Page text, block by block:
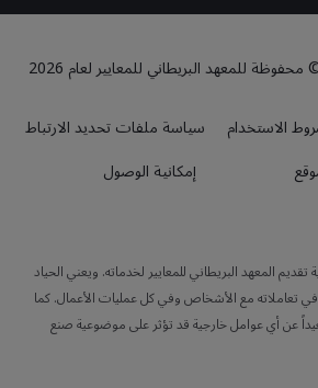
للمعهد البريطاني للمعايير لعام 2026
الاستخدام
سياسة ملفات تحديد الارتباط
إمكانية الوصول
المعهد البريطاني للمعايير لخدماته. ويعني الحياد
مع الأشخاص وفي كل عمليات الأعمال. كما
عن أي عوامل خارجية قد تؤثر على موضوعية صنع